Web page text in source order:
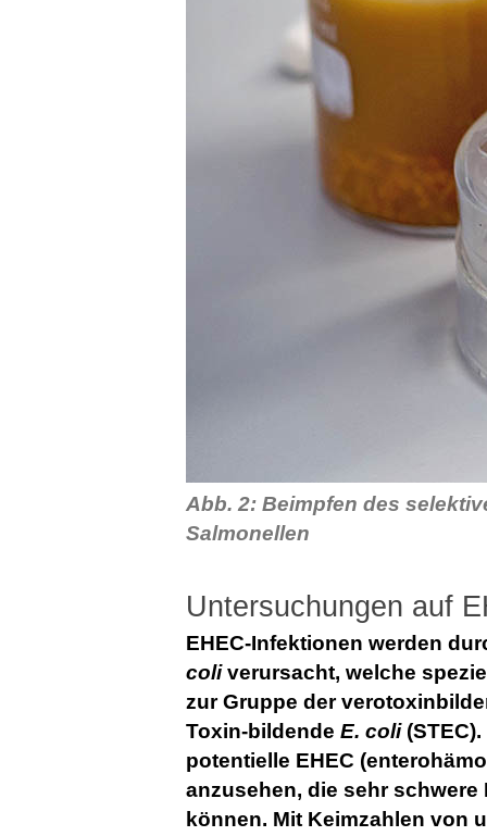
Abb. 2: Beimpfen des
Salmonellen
Untersuchungen auf
EHEC-Infektionen werden
coliverursacht, welche
zur Gruppe der
Toxin-bildende E. coli
potentielle EHEC
anzusehen, die sehr
können. Mit Keimzahlen von